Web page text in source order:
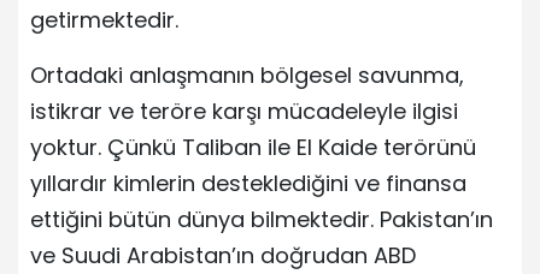
getirmektedir.
Ortadaki anlaşmanın bölgesel savunma,
istikrar ve teröre karşı mücadeleyle ilgisi
yoktur. Çünkü Taliban ile El Kaide terörünü
yıllardır kimlerin desteklediğini ve finansa
ettiğini bütün dünya bilmektedir. Pakistan’ın
ve Suudi Arabistan’ın doğrudan ABD